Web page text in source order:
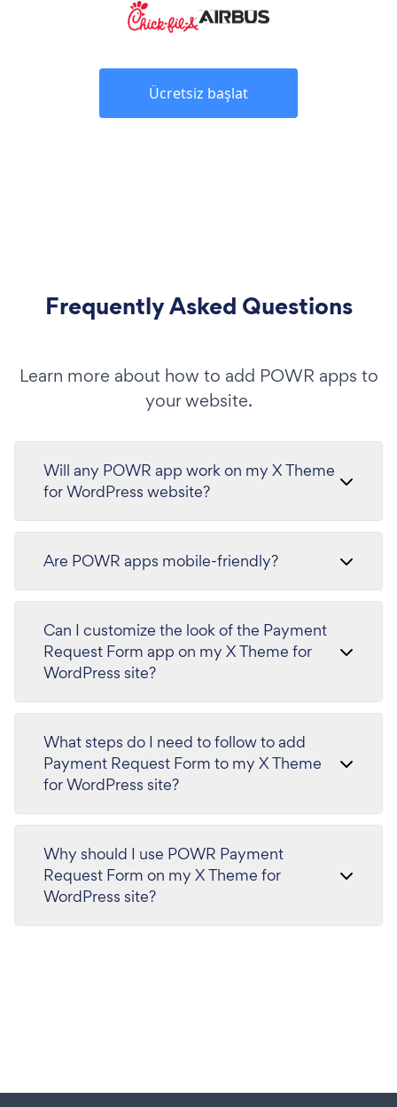
Ücretsiz başlat
Frequently Asked Questions
Learn more about how to add POWR apps to
your website.
Will any POWR app work on my X Theme
for WordPress website?
Are POWR apps mobile-friendly?
Can I customize the look of the Payment
Request Form app on my X Theme for
WordPress site?
What steps do I need to follow to add
Payment Request Form to my X Theme
for WordPress site?
Why should I use POWR Payment
Request Form on my X Theme for
WordPress site?